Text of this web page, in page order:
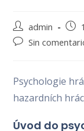
Autor
de
admin
de
Comentarios
entrada:
Sin
Psychologie
hazardních
Úvod do